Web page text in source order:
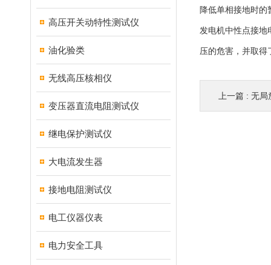
高压开关动特性测试仪
油化验类
无线高压核相仪
变压器直流电阻测试仪
继电保护测试仪
大电流发生器
接地电阻测试仪
电工仪器仪表
电力安全工具
降低单相接地时
发电机中性点接地
压的危害，并取得
上一篇 : 无局